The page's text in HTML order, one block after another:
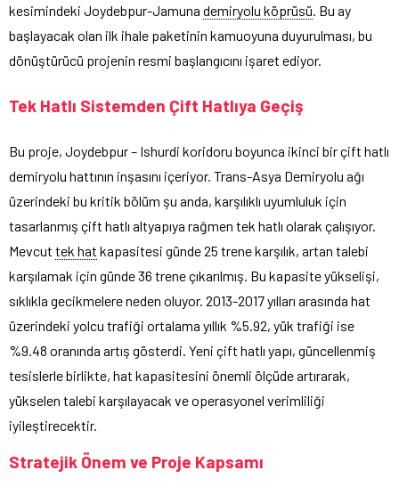
kesimindeki Joydebpur-Jamuna demiryolu köprüsü . Bu ay
başlayacak olan ilk ihale paketinin kamuoyuna duyurulması, bu
dönüştürücü projenin resmi başlangıcını işaret ediyor.
Tek Hatlı Sistemden Çift Hatlıya Geçiş
Bu proje, Joydebpur – Ishurdi koridoru boyunca ikinci bir çift hatlı
demiryolu hattının inşasını içeriyor. Trans-Asya Demiryolu ağı
üzerindeki bu kritik bölüm şu anda, karşılıklı uyumluluk için
tasarlanmış çift hatlı altyapıya rağmen tek hatlı olarak çalışıyor.
Mevcut tek hat kapasitesi günde 25 trene karşılık, artan talebi
karşılamak için günde 36 trene çıkarılmış. Bu kapasite yükselişi,
sıklıkla gecikmelere neden oluyor. 2013-2017 yılları arasında hat
üzerindeki yolcu trafiği ortalama yıllık %5.92, yük trafiği ise
%9.48 oranında artış gösterdi. Yeni çift hatlı yapı, güncellenmiş
tesislerle birlikte, hat kapasitesini önemli ölçüde artırarak,
yükselen talebi karşılayacak ve operasyonel verimliliği
iyileştirecektir.
Stratejik Önem ve Proje Kapsamı